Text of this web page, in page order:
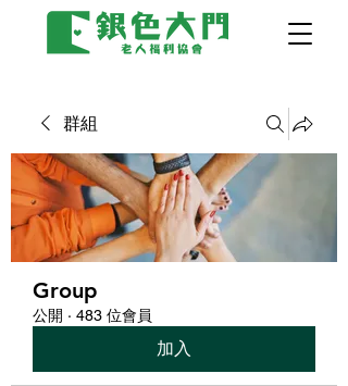
群組
Group
公開 · 483 位會員
加入